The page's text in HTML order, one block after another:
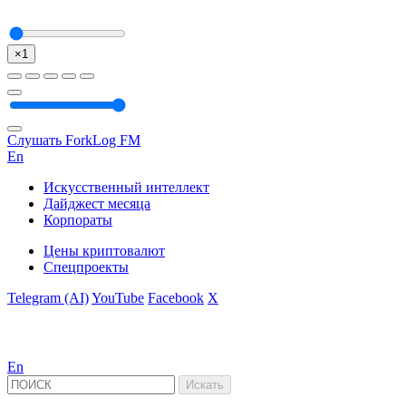
×1
Слушать ForkLog FM
En
Искусственный интеллект
Дайджест месяца
Корпораты
Цены криптовалют
Спецпроекты
Telegram (AI)YouTube Facebook X
En